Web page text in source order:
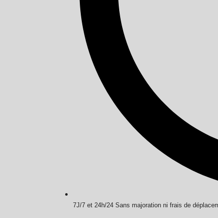
7J/7 et 24h/24 Sans majoration ni frais de